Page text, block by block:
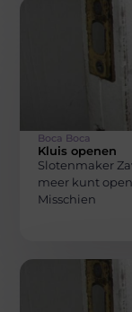
Boca Boca
Kluis openen
Slotenmaker
meer kunt
Misschien